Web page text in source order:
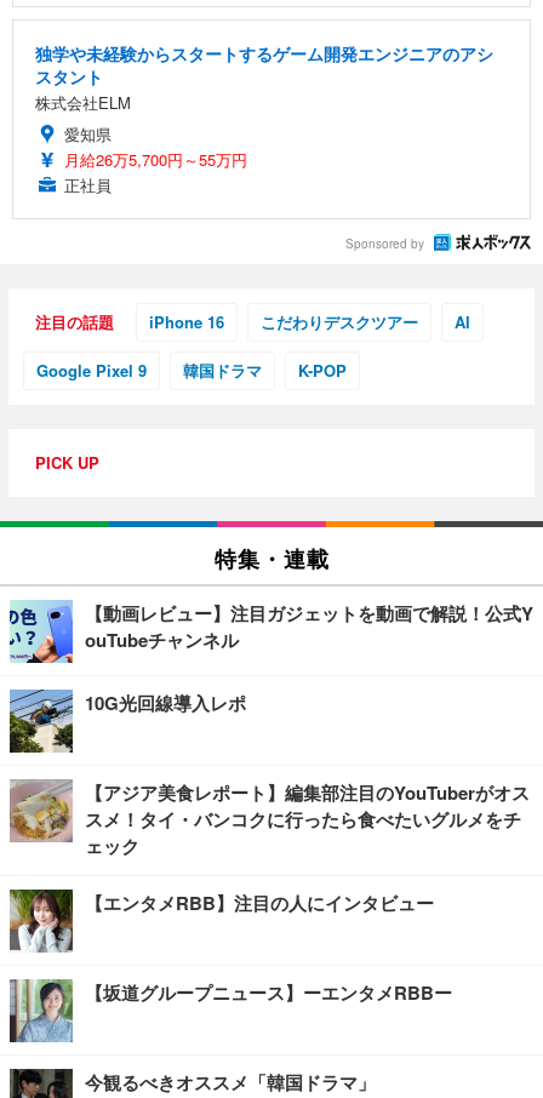
独学や未経験からスタートするゲーム開発エンジニアのアシ
スタント
株式会社ELM
愛知県
月給26万5,700円～55万円
正社員
Sponsored by
注目の話題 iPhone 16 こだわりデスクツアー AI
Google Pixel 9 韓国ドラマ K-POP
PICK UP
特集・連載
【動画レビュー】注目ガジェットを動画で解説！公式Y
ouTubeチャンネル
10G光回線導入レポ
【アジア美食レポート】編集部注目のYouTuberがオス
スメ！タイ・バンコクに行ったら食べたいグルメをチ
ェック
【エンタメRBB】注目の人にインタビュー
【坂道グループニュース】ーエンタメRBBー
今観るべきオススメ「韓国ドラマ」